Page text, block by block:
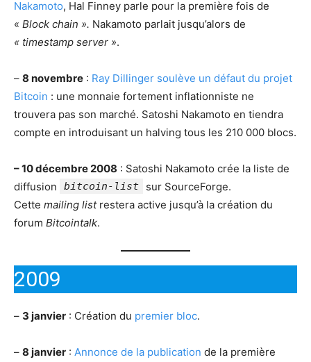
Nakamoto, Hal Finney parle pour la première fois de
« Block chain ». Nakamoto parlait jusqu’alors de
« timestamp server ».
– 8 novembre : Ray Dillinger soulève un défaut du projet
Bitcoin : une monnaie fortement inflationniste ne
trouvera pas son marché. Satoshi Nakamoto en tiendra
compte en introduisant un halving tous les 210 000 blocs.
– 10 décembre 2008 : Satoshi Nakamoto crée la liste de
diffusion
bitcoin-list
sur SourceForge.
Cette mailing listrestera active jusqu’à la création du
forum Bitcointalk.
2009
– 3 janvier : Création du premier bloc.
– 8 janvier : Annonce de la publication de la première